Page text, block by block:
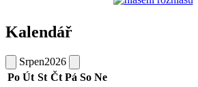
Kalendář
Srpen2026
Po Út St Čt Pá So Ne